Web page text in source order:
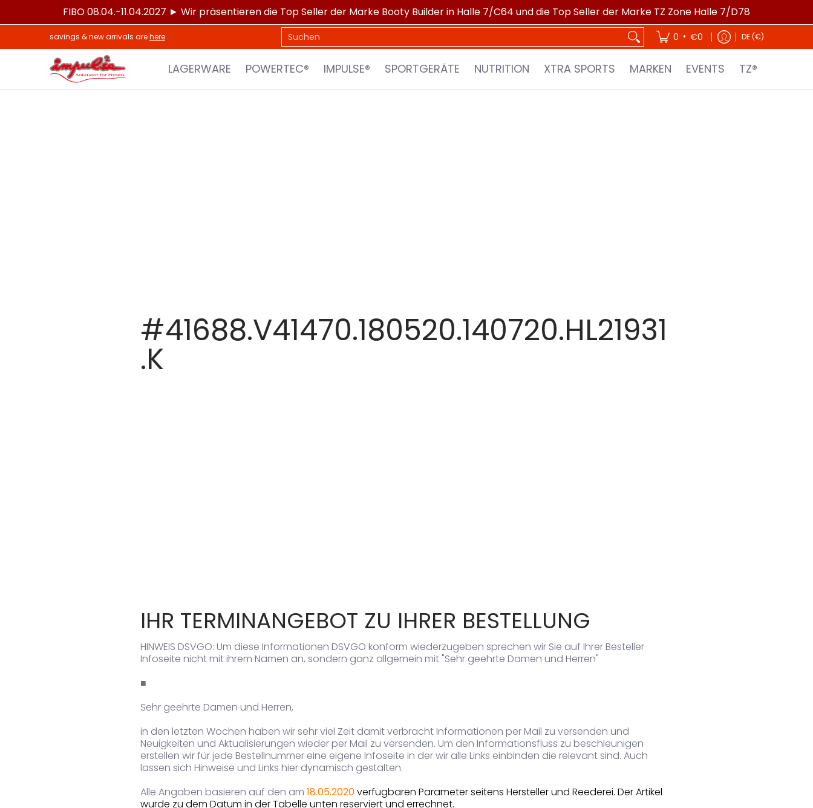
Zum Hauptinhalt springenFIBO 08.04.-11.04.2027 ► Wir präsentieren die Top Seller der Marke Booty Builder in Halle 7/C64 und die Top Seller der Marke TZ Zone Halle 7/D78
LAGERWARE POWERTEC® SPORTGERÄTE NUTRITION XTRA SPORTS MARKEN EVENTS TZ®
savings & new arrivals arehere Suchen 0 • €0 DE (€)
LAGERWARE POWERTEC® IMPULSE® SPORTGERÄTE NUTRITION XTRA SPORTS MARKEN EVENTS TZ®
#41688.V41470.180520.140720.HL21931
.K
IHR TERMINANGEBOT ZU IHRER BESTELLUNG
HINWEIS DSVGO: Um diese Informationen DSVGO konform wiederzugeben sprechen wir Sie auf Ihrer Besteller
Infoseite nicht mit ihrem Namen an, sondern ganz allgemein mit "Sehr geehrte Damen und Herren"
■
Sehr geehrte Damen und Herren,
in den letzten Wochen haben wir sehr viel Zeit damit verbracht Informationen per Mail zu versenden und
Neuigkeiten und Aktualisierungen wieder per Mail zu versenden. Um den Informationsfluss zu beschleunigen
erstellen wir für jede Bestellnummer eine eigene Infoseite in der wir alle Links einbinden die relevant sind. Auch
lassen sich Hinweise und Links hier dynamisch gestalten.
Alle Angaben basieren auf den am 18.05.2020verfügbaren Parameter seitens Hersteller und Reederei. Der Artikel
wurde zu dem Datum in der Tabelle unten reserviert und errechnet.